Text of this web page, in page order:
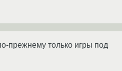
прежнему только игры под